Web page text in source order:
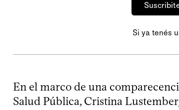
Si ya tenés
En el marco de una
Salud Pública, Cristina